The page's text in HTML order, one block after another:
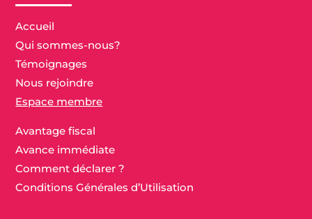
Accueil
Qui sommes-nous?
Témoignages
Nous rejoindre
Espace membre
Avantage fiscal
Avance immédiate
Comment déclarer ?
Conditions Générales d’Utilisation